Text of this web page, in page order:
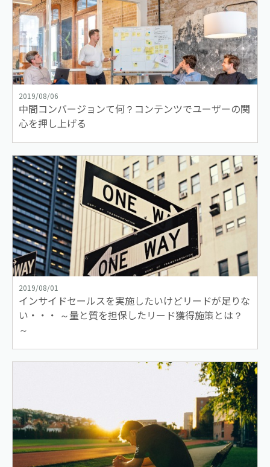
2019/08/06
中間コンバージョンて何？コンテンツでユーザーの関
心を押し上げる
2019/08/01
インサイドセールスを実施したいけどリードが足りな
い・・・ ～量と質を担保したリード獲得施策とは？
～